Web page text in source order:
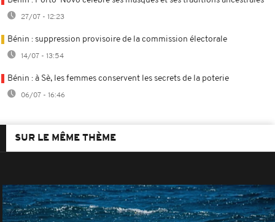
27/07 - 12:23
Bénin : suppression provisoire de la commission électorale
14/07 - 13:54
Bénin : à Sè, les femmes conservent les secrets de la poterie
06/07 - 16:46
SUR LE MÊME THÈME